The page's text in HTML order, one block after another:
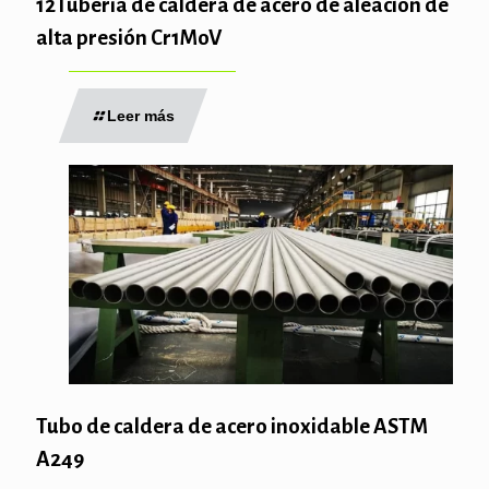
alta presión Cr1MoV
Leer más
Tubo de caldera de acero inoxidable ASTM
A249